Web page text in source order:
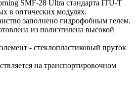
SMF-28 Ultra стандарта ITU-T
в оптических модулях.
заполнено гидрофобным гелем.
из полиэтилена высокой
- стеклопластиковый пруток
на транспортировочном